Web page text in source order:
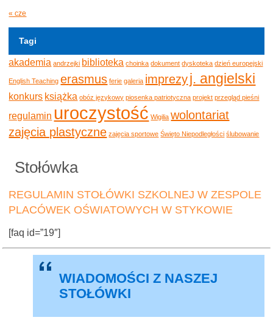
« cze
Tagi
akademia andrzejki biblioteka choinka dokument dyskoteka dzień europejski
English Teaching erasmus ferie galeria imprezyj. angielski
konkurs książka obóz językowy piosenka patriotyczna projekt przegląd pieśni
regulamin uroczystość Wigilia wolontariat
zajęcia plastyczne zajęcia sportowe Święto Niepodległości ślubowanie
Stołówka
REGULAMIN STOŁÓWKI SZKOLNEJ W ZESPOLE
PLACÓWEK OŚWIATOWYCH W STYKOWIE
[faq id=”19″]
WIADOMOŚCI Z NASZEJ
STOŁÓWKI